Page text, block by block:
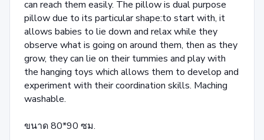
can reach them easily. The pillow is dual purpose
pillow due to its particular shape:to start with, it
allows babies to lie down and relax while they
observe what is going on around them, then as they
grow, they can lie on their tummies and play with
the hanging toys which allows them to develop and
experiment with their coordination skills. Maching
washable.
ขนาด 80*90 ซม.